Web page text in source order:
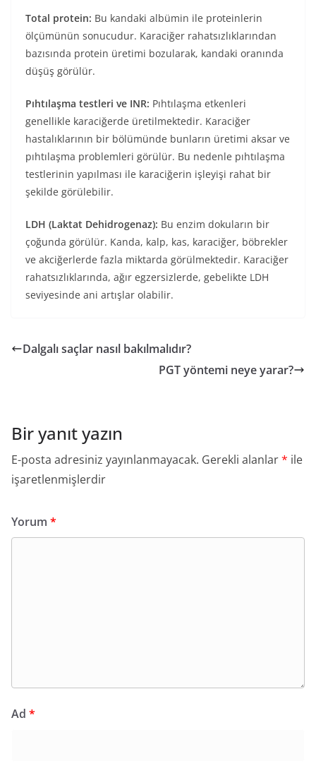
Total protein: Bu kandaki albümin ile proteinlerin
ölçümünün sonucudur. Karaciğer rahatsızlıklarından
bazısında protein üretimi bozularak, kandaki oranında
düşüş görülür.
Pıhtılaşma testleri ve INR: Pıhtılaşma etkenleri
genellikle karaciğerde üretilmektedir. Karaciğer
hastalıklarının bir bölümünde bunların üretimi aksar ve
pıhtılaşma problemleri görülür. Bu nedenle pıhtılaşma
testlerinin yapılması ile karaciğerin işleyişi rahat bir
şekilde görülebilir.
LDH (Laktat Dehidrogenaz): Bu enzim dokuların bir
çoğunda görülür. Kanda, kalp, kas, karaciğer, böbrekler
ve akciğerlerde fazla miktarda görülmektedir. Karaciğer
rahatsızlıklarında, ağır egzersizlerde, gebelikte LDH
seviyesinde ani artışlar olabilir.
Dalgalı saçlar nasıl bakılmalıdır?
PGT yöntemi neye yarar?
Bir yanıt yazın
E-posta adresiniz yayınlanmayacak. Gerekli alanlar* ile
işaretlenmişlerdir
Yorum *
Ad *